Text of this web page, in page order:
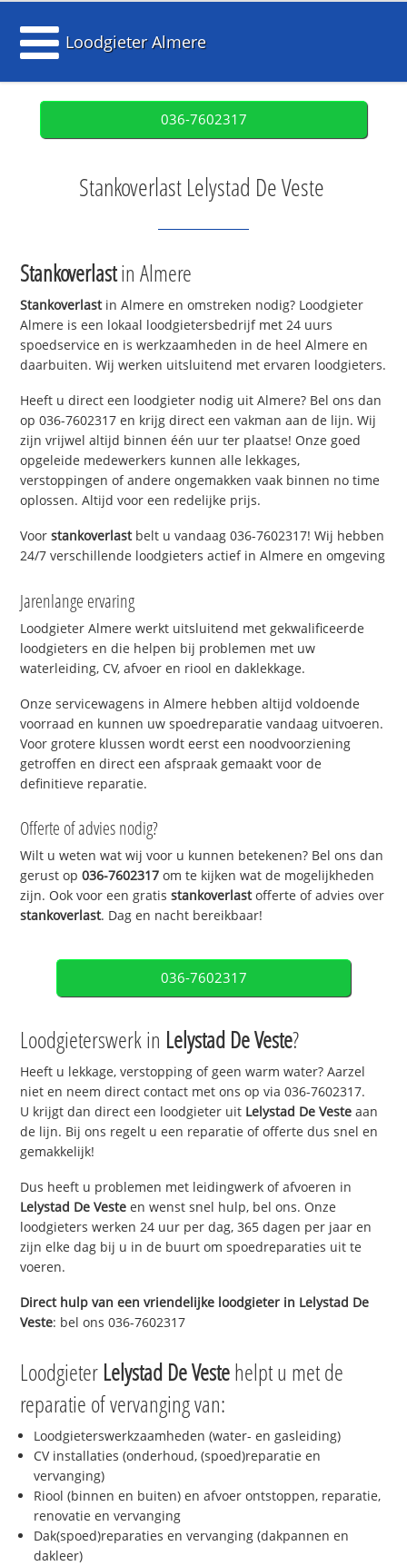
Loodgieter Almere
036-7602317
Stankoverlast Lelystad De Veste
Stankoverlastin Almere
Stankoverlastin Almere en omstreken nodig? Loodgieter
Almere is een lokaal loodgietersbedrijf met 24 uurs
spoedservice en is werkzaamheden in de heel Almere en
daarbuiten. Wij werken uitsluitend met ervaren loodgieters.
Heeft u direct een loodgieter nodig uit Almere? Bel ons dan
op 036-7602317 en krijg direct een vakman aan de lijn. Wij
zijn vrijwel altijd binnen één uur ter plaatse! Onze goed
opgeleide medewerkers kunnen alle lekkages,
verstoppingen of andere ongemakken vaak binnen no time
oplossen. Altijd voor een redelijke prijs.
Voorstankoverlastbelt u vandaag 036-7602317! Wij hebben
24/7 verschillende loodgieters actief in Almere en omgeving
Jarenlange ervaring
Loodgieter Almere werkt uitsluitend met gekwalificeerde
loodgieters en die helpen bij problemen met uw
waterleiding, CV, afvoer en riool en daklekkage.
Onze servicewagens in Almere hebben altijd voldoende
voorraad en kunnen uw spoedreparatie vandaag uitvoeren.
Voor grotere klussen wordt eerst een noodvoorziening
getroffen en direct een afspraak gemaakt voor de
definitieve reparatie.
Offerte of advies nodig?
Wilt u weten wat wij voor u kunnen betekenen? Bel ons dan
gerust op036-7602317 om te kijken wat de mogelijkheden
zijn. Ook voor een gratisstankoverlastofferte of advies over
stankoverlast. Dag en nacht bereikbaar!
036-7602317
Loodgieterswerk in Lelystad De Veste?
Heeft u lekkage, verstopping of geen warm water? Aarzel
niet en neem direct contact met ons op via 036-7602317.
U krijgt dan direct een loodgieter uit Lelystad De Veste aan
de lijn. Bij ons regelt u een reparatie of offerte dus snel en
gemakkelijk!
Dus heeft u problemen met leidingwerk of afvoeren in
Lelystad De Veste en wenst snel hulp, bel ons. Onze
loodgieters werken 24 uur per dag, 365 dagen per jaar en
zijn elke dag bij u in de buurt om spoedreparaties uit te
voeren.
Direct hulp van een vriendelijke loodgieter in Lelystad De
Veste: bel ons 036-7602317
Loodgieter Lelystad De Vestehelpt u met de
reparatie of vervanging van:
Loodgieterswerkzaamheden (water- en gasleiding)
CV installaties (onderhoud, (spoed)reparatie en
vervanging)
Riool (binnen en buiten) en afvoer ontstoppen, reparatie,
renovatie en vervanging
Dak(spoed)reparaties en vervanging (dakpannen en
dakleer)